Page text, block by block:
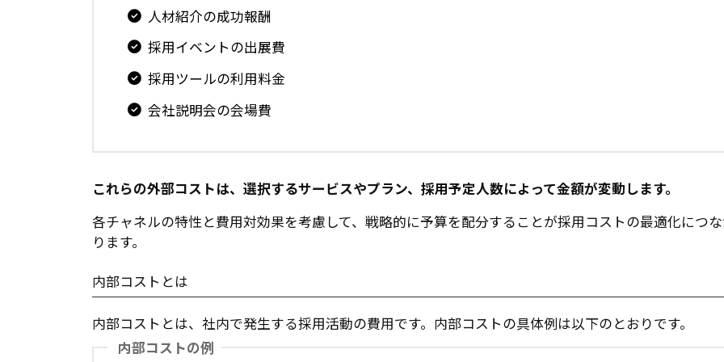
人材紹介の成功報酬
採用イベントの出展費
採用ツールの利用料金
会社説明会の会場費
これらの外部コストは、選択するサービスやプラン、採用予定人数によって金額が変動します。
各チャネルの特性と費用対効果を考慮して、戦略的に予算を配分することが採用コストの最適化につ
ります。
内部コストとは
内部コストとは、社内で発生する採用活動の費用です。内部コストの具体例は以下のとおりです。
内部コストの例